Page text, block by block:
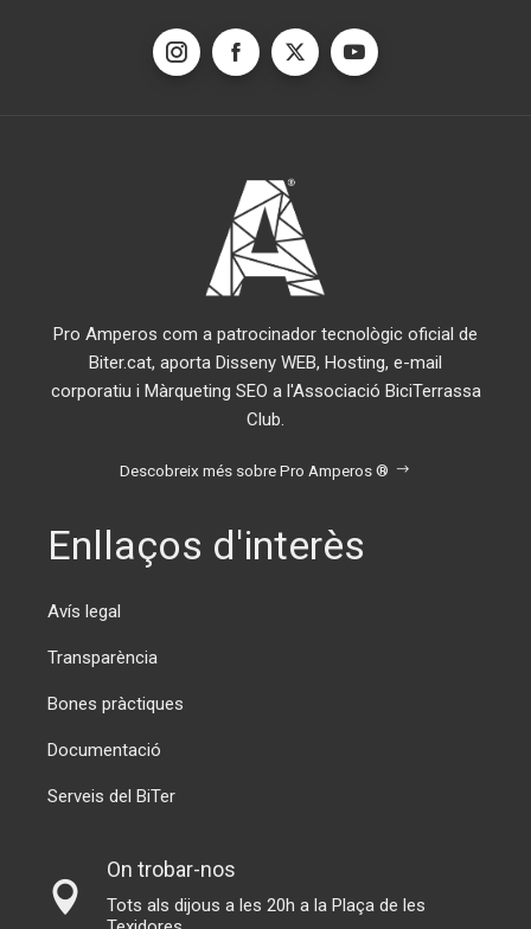
Pro Amperos com a patrocinador tecnològic oficial de
Biter.cat, aporta Disseny WEB, Hosting, e-mail
corporatiu i Màrqueting SEO a l'Associació BiciTerrassa
Club.
Descobreix més sobre Pro Amperos ®
Enllaços d'interès
Avís legal
Transparència
Bones pràctiques
Documentació
Serveis del BiTer
On trobar-nos
Tots als dijous a les 20h a la Plaça de les